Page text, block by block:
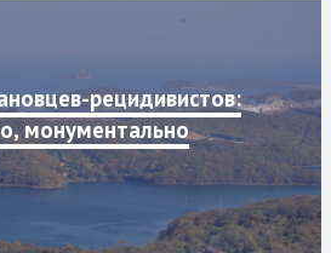
рецидивистов:
монументально